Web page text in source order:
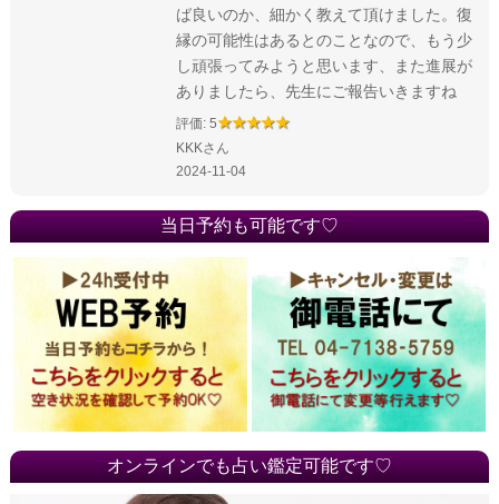
ば良いのか、細かく教えて頂けました。復
縁の可能性はあるとのことなので、もう少
し頑張ってみようと思います、また進展が
ありましたら、先生にご報告いきますね
評価: 5
KKKさん
2024-11-04
当日予約も可能です♡
オンラインでも占い鑑定可能です♡